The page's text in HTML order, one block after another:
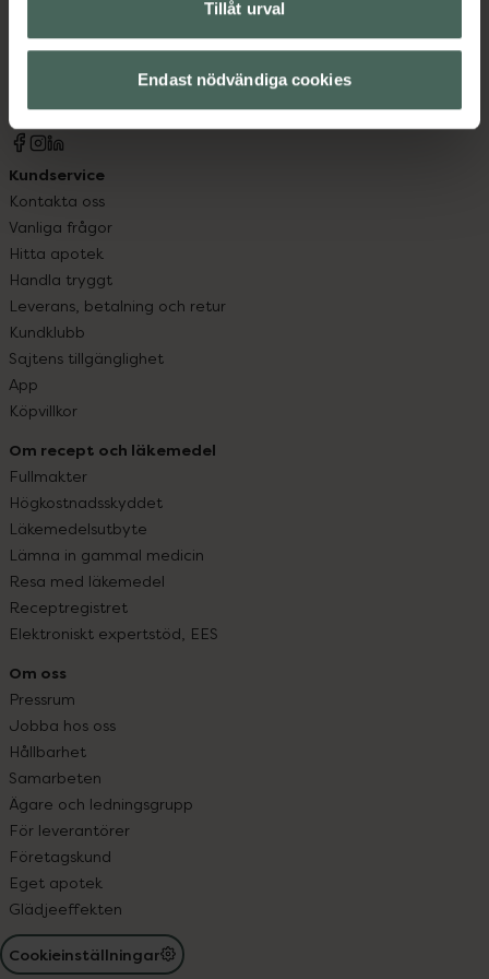
Tillåt urval
Endast nödvändiga cookies
Kronans Apotek finns här för dig. Du hittar oss från Skåne i
syd till Lappland i norr, och online i mobilen och på
hjälpa just dig att må lite bättre. Välkommen att prata
med oss.
Kundservice
Kontakta oss
Vanliga frågor
Hitta apotek
Handla tryggt
Leverans, betalning och retur
Kundklubb
Sajtens tillgänglighet
App
Köpvillkor
Om recept och läkemedel
Fullmakter
Högkostnadsskyddet
Läkemedelsutbyte
Lämna in gammal medicin
Resa med läkemedel
Receptregistret
Elektroniskt expertstöd, EES
Om oss
Pressrum
Jobba hos oss
Hållbarhet
Samarbeten
Ägare och ledningsgrupp
För leverantörer
Företagskund
Eget apotek
Glädjeeffekten
Cookieinställningar